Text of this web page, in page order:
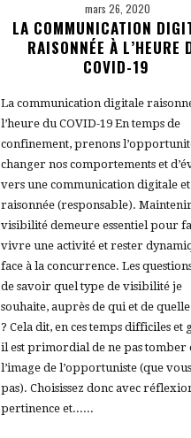
mars 26, 2020
LA COMMUNICATION
RAISONNÉE À L’HEURE
COVID-19
La communication digitale
l’heure du COVID-19 En temps de
confinement, prenons
changer nos comportements et
vers une communication digitale et
raisonnée (responsable).
visibilité demeure essentiel pour
vivre une activité et rester
face à la concurrence. Les
de savoir quel type de visibilité je
souhaite, auprès de qui et de
? Cela dit, en ces temps difficiles et
il est primordial de ne pas tomber
l’image de l’opportuniste (que vous
pas). Choisissez donc avec
pertinence et......